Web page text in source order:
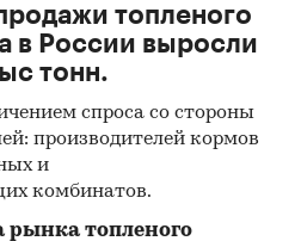
топленого
в России выросли
тонн.
спроса со стороны
производителей кормов
и
комбинатов.
рынка топленого